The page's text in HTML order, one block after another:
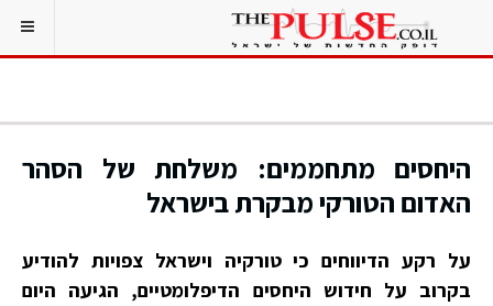
היחסים מתחממים: משלחת של הסהר
האדום הטורקי מבקרת בישראל
על רקע הדיווחים כי טורקיה וישראל צפויות להודיע
בקרוב על חידוש היחסים הדיפלומטיים, הגיעה היום